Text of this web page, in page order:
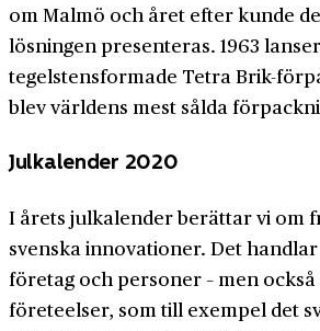
om Malmö och året efter kunde
lösningen presenteras. 1963
tegelstensformade Tetra Brik-
blev världens mest sålda
Julkalender 2020
I årets julkalender berättar vi om
svenska innovationer. Det
företag och personer – men
företeelser, som till exempel det